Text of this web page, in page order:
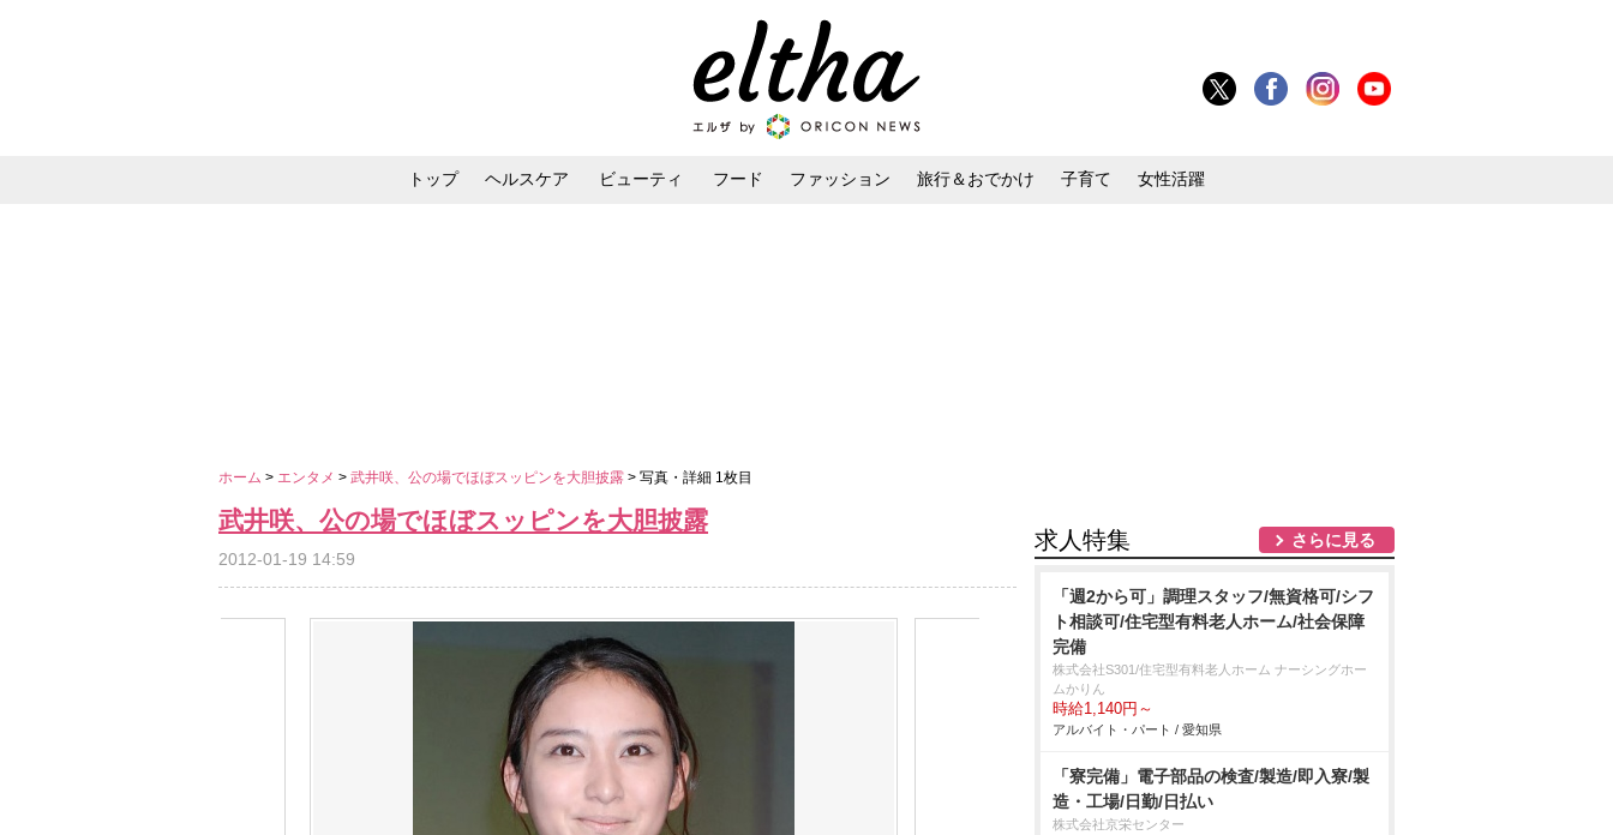
トップ ヘルスケア ビューティ フード ファッション 旅行＆おでかけ 子育て 女性活躍
ホーム > エンタメ > 武井咲、公の場でほぼスッピンを大胆披露 > 写真・詳細 1枚目
武井咲、公の場でほぼスッピンを大胆披露
2012-01-19 14:59
求人特集 さらに見る
「週2から可」調理スタッフ/無資格可/シフ
ト相談可/住宅型有料老人ホーム/社会保障
完備
株式会社S301/住宅型有料老人ホーム ナーシングホー
ムかりん
時給1,140円～
アルバイト・パート / 愛知県
「寮完備」電子部品の検査/製造/即入寮/製
造・工場/日勤/日払い
株式会社京栄センター